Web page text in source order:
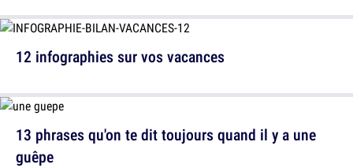
13 phrases qu'on te dit toujours quand il y a une
guêpe
12 infographies sur vos vacances